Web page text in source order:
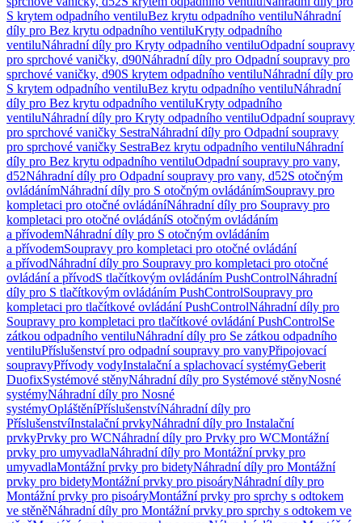
S krytem odpadního ventiluBez krytu odpadního ventiluNáhradní
díly pro Bez krytu odpadního ventiluKryty odpadního
ventiluNáhradní díly pro Kryty odpadního ventiluOdpadní soupravy
pro sprchové vaničky, d90Náhradní díly pro Odpadní soupravy pro
sprchové vaničky, d90S krytem odpadního ventiluNáhradní díly pro
S krytem odpadního ventiluBez krytu odpadního ventiluNáhradní
díly pro Bez krytu odpadního ventiluKryty odpadního
ventiluNáhradní díly pro Kryty odpadního ventiluOdpadní soupravy
pro sprchové vaničky SestraNáhradní díly pro Odpadní soupravy
pro sprchové vaničky SestraBez krytu odpadního ventiluNáhradní
díly pro Bez krytu odpadního ventiluOdpadní soupravy pro vany,
d52Náhradní díly pro Odpadní soupravy pro vany, d52S otočným
ovládánímNáhradní díly pro S otočným ovládánímSoupravy pro
kompletaci pro otočné ovládáníNáhradní díly pro Soupravy pro
kompletaci pro otočné ovládáníS otočným ovládáním
a přívodemNáhradní díly pro S otočným ovládáním
a přívodemSoupravy pro kompletaci pro otočné ovládání
a přívodNáhradní díly pro Soupravy pro kompletaci pro otočné
ovládání a přívodS tlačítkovým ovládáním PushControlNáhradní
díly pro S tlačítkovým ovládáním PushControlSoupravy pro
kompletaci pro tlačítkové ovládání PushControlNáhradní díly pro
Soupravy pro kompletaci pro tlačítkové ovládání PushControlSe
zátkou odpadního ventiluNáhradní díly pro Se zátkou odpadního
ventiluPříslušenství pro odpadní soupravy pro vanyPřipojovací
soupravyPřívody vodyInstalační a splachovací systémyGeberit
DuofixSystémové stěnyNáhradní díly pro Systémové stěnyNosné
systémyNáhradní díly pro Nosné
systémyOpláštěníPříslušenstvíNáhradní díly pro
PříslušenstvíInstalační prvkyNáhradní díly pro Instalační
prvkyPrvky pro WCNáhradní díly pro Prvky pro WCMontážní
prvky pro umyvadlaNáhradní díly pro Montážní prvky pro
umyvadlaMontážní prvky pro bidetyNáhradní díly pro Montážní
prvky pro bidetyMontážní prvky pro pisoáryNáhradní díly pro
Montážní prvky pro pisoáryMontážní prvky pro sprchy s odtokem
ve stěněNáhradní díly pro Montážní prvky pro sprchy s odtokem ve